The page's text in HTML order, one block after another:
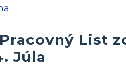
List
Júla